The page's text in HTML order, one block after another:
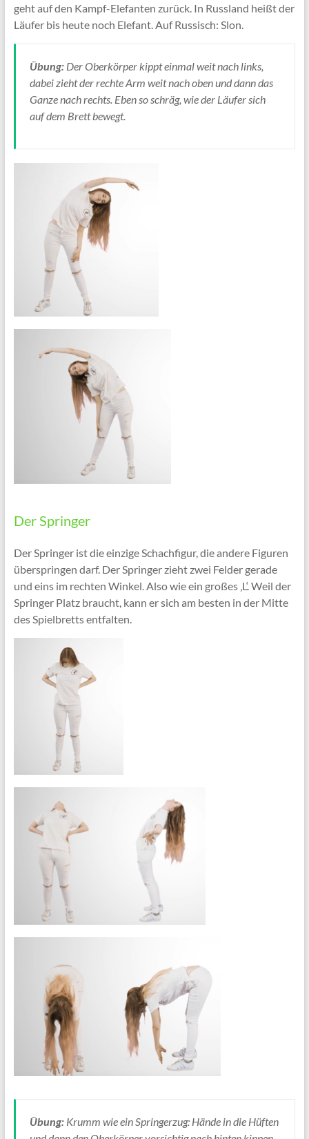
geht auf den Kampf-Elefanten zurück. In Russland heißt der
Läufer bis heute noch Elefant. Auf Russisch: Slon.
Übung:Der Oberkörper kippt einmal weit nach links,
dabei zieht der rechte Arm weit nach oben und dann das
Ganze nach rechts. Eben so schräg, wie der Läufer sich
auf dem Brett bewegt.
Der Springer
Der Springer ist die einzige Schachfigur, die andere Figuren
überspringen darf. Der Springer zieht zwei Felder gerade
und eins im rechten Winkel. Also wie ein großes ‚L‘. Weil der
Springer Platz braucht, kann er sich am besten in der Mitte
des Spielbretts entfalten.
Übung:Krumm wie ein Springerzug: Hände in die Hüften